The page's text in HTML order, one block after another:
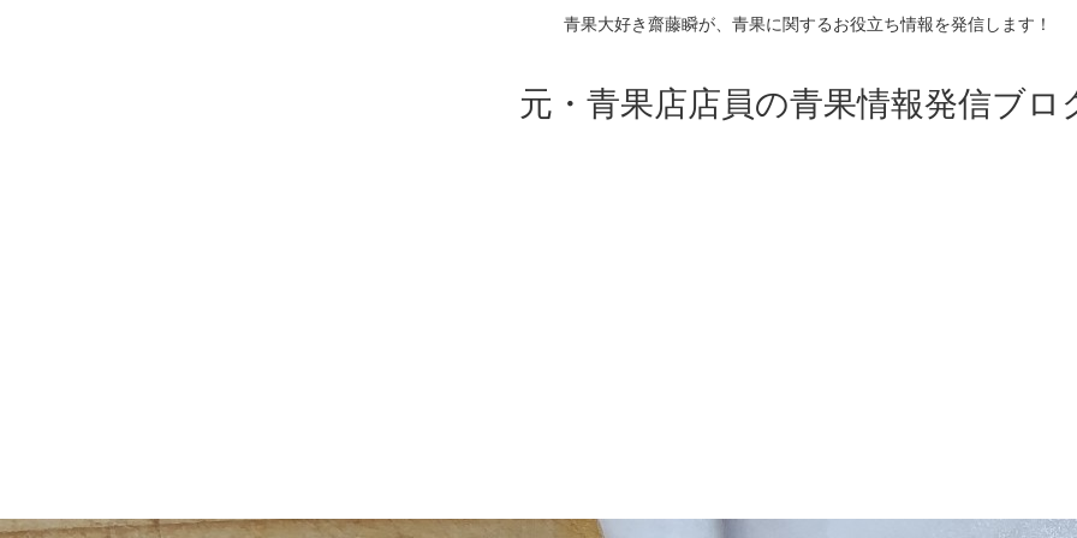
青果大好き齋藤瞬が、青果に関するお役立ち情報を発信します！
元・青果店店員の青果情報発信ブロ